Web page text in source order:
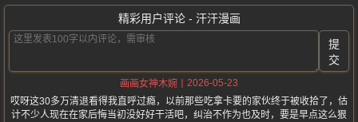
精彩用户评论 - 汗汗漫画
提
交
画画女神木婉
2026-05-23
哎呀这30多万清退看得我直呼过瘾，以前那些吃拿卡要的家伙终于被收拾了，估
计不少人现在在家后悔当初没好好干活吧，纠治不作为也及时，要是早点这么狠